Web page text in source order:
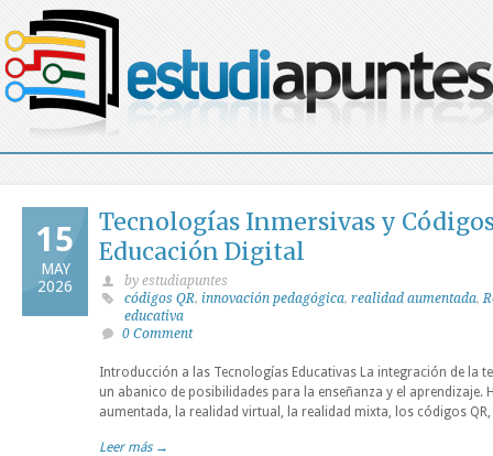
15
MAY
2026
Tecnologías Inmersivas y
Educación Digital
by estudiapuntes
códigos QR, innovación pedagógica, realidad aumentada,
educativa
0 Comment
Introducción a las Tecnologías Educativas La integración de la
un abanico de posibilidades para la enseñanza y el
aumentada, la realidad virtual, la realidad mixta, los códigos
Leer más →